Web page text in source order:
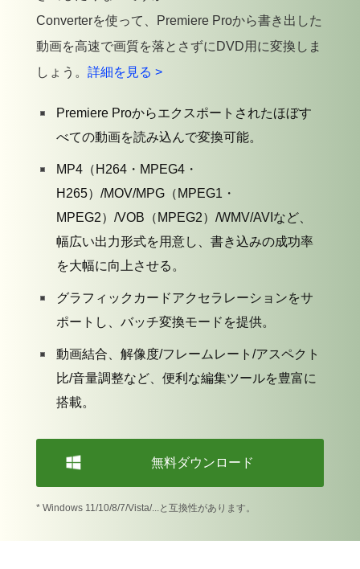
Converterを使って、Premiere Proから書き出した
動画を高速で画質を落とさずにDVD用に変換しま
しょう。 詳細を見る >
Premiere Proからエクスポートされたほぼす
べての動画を読み込んで変換可能。
MP4（H264・MPEG4・
H265）/MOV/MPG（MPEG1・
MPEG2）/VOB（MPEG2）/WMV/AVIなど、
幅広い出力形式を用意し、書き込みの成功率
を大幅に向上させる。
グラフィックカードアクセラレーションをサ
ポートし、バッチ変換モードを提供。
動画結合、解像度/フレームレート/アスペクト
比/音量調整など、便利な編集ツールを豊富に
搭載。
無料ダウンロード
* Windows 11/10/8/7/Vista/...と互換性があります。